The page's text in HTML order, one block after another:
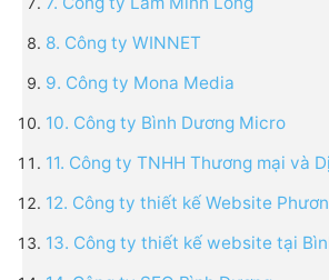
8. Công ty WINNET
9. Công ty Mona Media
10. Công ty Bình Dương Micro
11. Công ty TNHH Thương mại và
12. Công ty thiết kế Website
13. Công ty thiết kế website tại